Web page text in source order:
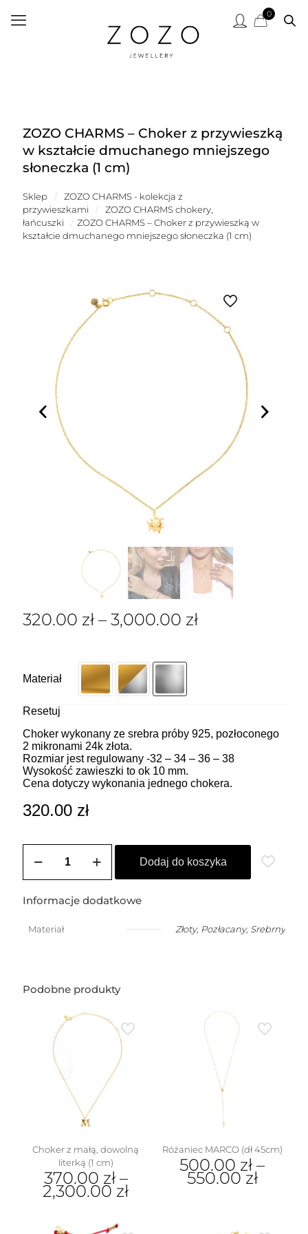
0
ZOZO CHARMS – Choker z przywieszką
w kształcie dmuchanego mniejszego
słoneczka (1 cm)
Sklep /
ZOZO CHARMS - kolekcja z
przywieszkami
/
ZOZO CHARMS chokery,
łańcuszki
/ ZOZO CHARMS – Choker z przywieszką w
kształcie dmuchanego mniejszego słoneczka (1 cm)
320.00 zł – 3,000.00 zł
Materiał
Resetuj
Choker wykonany ze srebra próby 925, pozłoconego
2 mikronami 24k złota.
Rozmiar jest regulowany -32 – 34 – 36 – 38
Wysokość zawieszki to ok 10 mm.
Cena dotyczy wykonania jednego chokera.
320.00 zł
ZOZO
Choker
przywieszką
w
słoneczka
Dodaj do koszyka
Informacje dodatkowe
Materiał Złoty, Pozłacany, Srebrny
Podobne produkty
Choker z małą, dowolną
literką (1 cm)
370.00 zł–
2,300.00 zł
Różaniec MARCO (dł 45cm)
500.00 zł –
550.00 zł